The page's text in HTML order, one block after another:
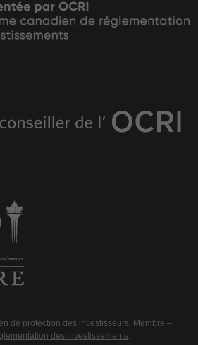
de protection des investisseurs . Membre –
des investissements